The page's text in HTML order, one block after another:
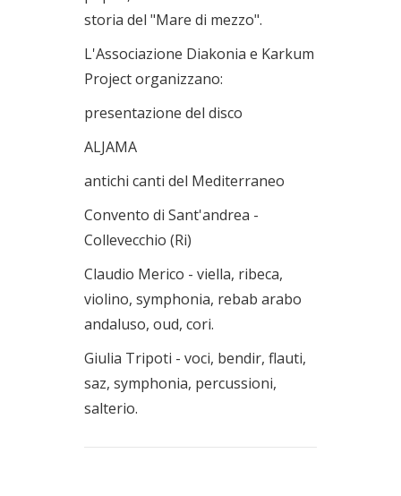
storia del "Mare di mezzo".
L'Associazione Diakonia e Karkum
Project organizzano:
presentazione del disco
ALJAMA
antichi canti del Mediterraneo
Convento di Sant'andrea -
Collevecchio (Ri)
Claudio Merico - viella, ribeca,
violino, symphonia, rebab arabo
andaluso, oud, cori.
Giulia Tripoti - voci, bendir, flauti,
saz, symphonia, percussioni,
salterio.